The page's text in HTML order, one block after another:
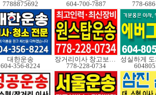
7788875692
604-700-7887
778-
대한운송
604-356-8224
장거리이사 창고보관정크
778-228-0734